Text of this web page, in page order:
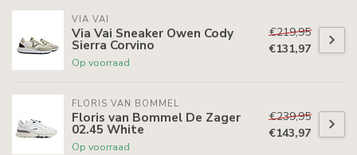
VIA VAI
Via Vai Sneaker Owen Cody
Sierra Corvino
Op voorraad
€219,95
€131,97
FLORIS VAN BOMMEL
Floris van Bommel De Zager
02.45 White
Op voorraad
€239,95
€143,97